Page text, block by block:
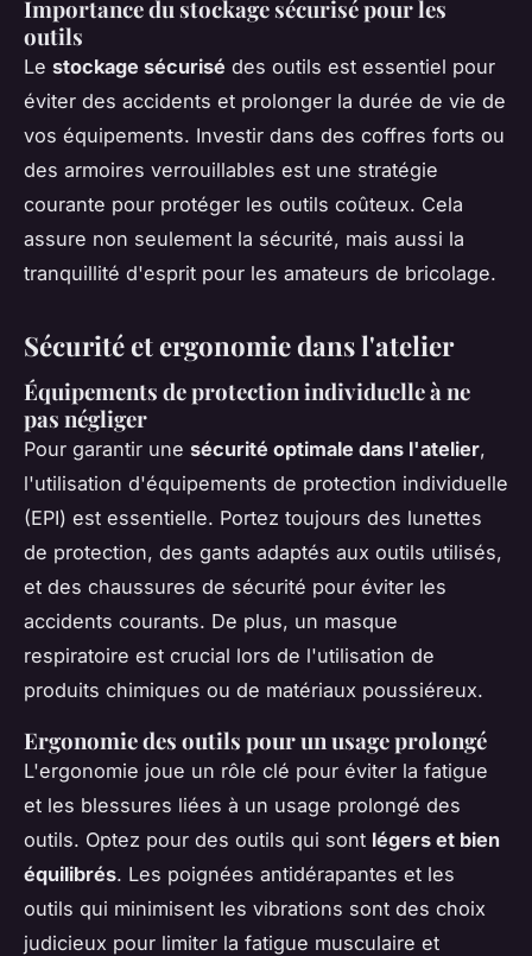
Importance du stockage sécurisé pour les
outils
Le stockage sécurisé des outils est essentiel pour
éviter des accidents et prolonger la durée de vie de
vos équipements. Investir dans des coffres forts ou
des armoires verrouillables est une stratégie
courante pour protéger les outils coûteux. Cela
assure non seulement la sécurité, mais aussi la
tranquillité d'esprit pour les amateurs de bricolage.
Sécurité et ergonomie dans l'atelier
Équipements de protection individuelle à ne
pas négliger
Pour garantir une sécurité optimale dans l'atelier,
l'utilisation d'équipements de protection individuelle
(EPI) est essentielle. Portez toujours des lunettes
de protection, des gants adaptés aux outils utilisés,
et des chaussures de sécurité pour éviter les
accidents courants. De plus, un masque
respiratoire est crucial lors de l'utilisation de
produits chimiques ou de matériaux poussiéreux.
Ergonomie des outils pour un usage prolongé
L'ergonomie joue un rôle clé pour éviter la fatigue
et les blessures liées à un usage prolongé des
outils. Optez pour des outils qui sont légers et bien
équilibrés. Les poignées antidérapantes et les
outils qui minimisent les vibrations sont des choix
judicieux pour limiter la fatigue musculaire et